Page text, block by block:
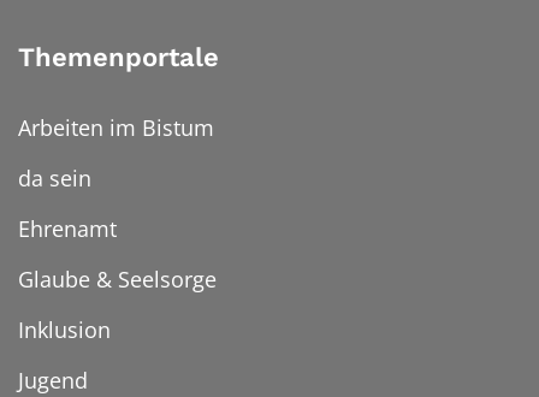
Themenportale
Arbeiten im Bistum
da sein
Ehrenamt
Glaube & Seelsorge
Inklusion
Jugend